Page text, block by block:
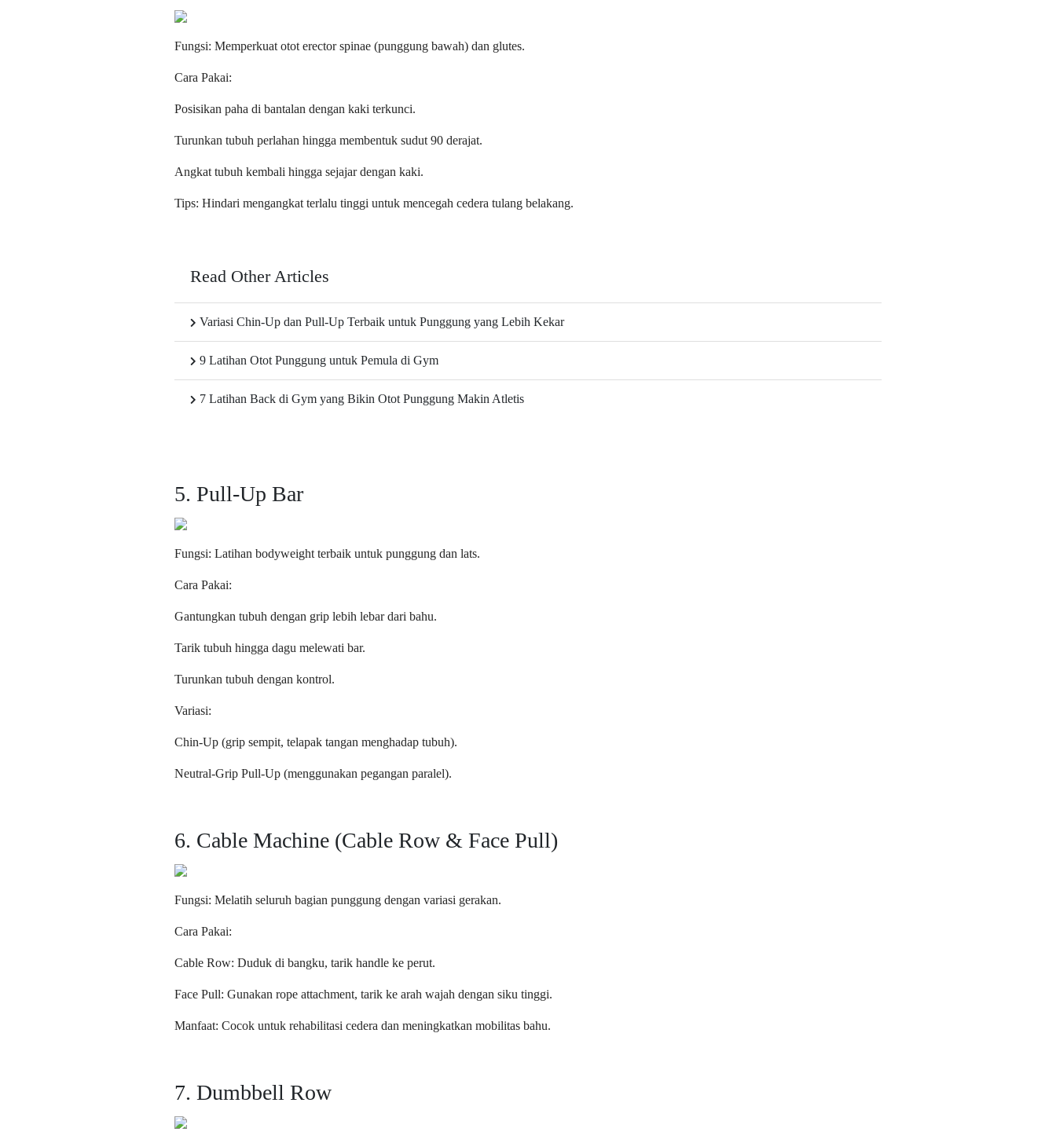
Fungsi: Memperkuat otot erector spinae (punggung bawah) dan glutes.
Cara Pakai:
Posisikan paha di bantalan dengan kaki terkunci.
Turunkan tubuh perlahan hingga membentuk sudut 90 derajat.
Angkat tubuh kembali hingga sejajar dengan kaki.
Tips: Hindari mengangkat terlalu tinggi untuk mencegah cedera tulang belakang.
Read Other Articles
Variasi Chin-Up dan Pull-Up Terbaik untuk Punggung yang Lebih Kekar
9 Latihan Otot Punggung untuk Pemula di Gym
7 Latihan Back di Gym yang Bikin Otot Punggung Makin Atletis
5. Pull-Up Bar
Fungsi: Latihan bodyweight terbaik untuk punggung dan lats.
Cara Pakai:
Gantungkan tubuh dengan grip lebih lebar dari bahu.
Tarik tubuh hingga dagu melewati bar.
Turunkan tubuh dengan kontrol.
Variasi:
Chin-Up (grip sempit, telapak tangan menghadap tubuh).
Neutral-Grip Pull-Up (menggunakan pegangan paralel).
6. Cable Machine (Cable Row & Face Pull)
Fungsi: Melatih seluruh bagian punggung dengan variasi gerakan.
Cara Pakai:
Cable Row: Duduk di bangku, tarik handle ke perut.
Face Pull: Gunakan rope attachment, tarik ke arah wajah dengan siku tinggi.
Manfaat: Cocok untuk rehabilitasi cedera dan meningkatkan mobilitas bahu.
7. Dumbbell Row